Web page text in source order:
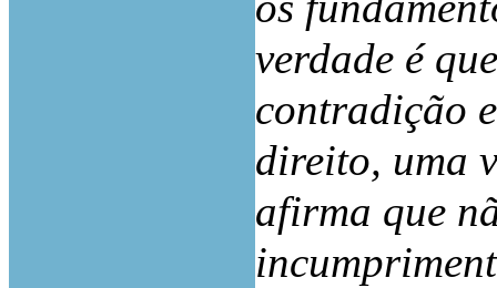
verdade é
contradição
direito, uma
afirma que